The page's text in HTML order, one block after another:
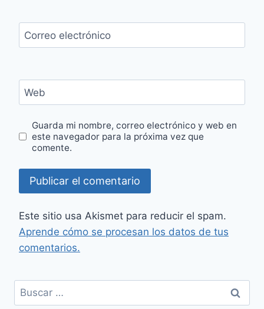
Correo electrónico
Web
Guarda mi nombre, correo electrónico y web en
este navegador para la próxima vez que
comente.
Este sitio usa Akismet para reducir el spam.
Aprende cómo se procesan los datos de tus
comentarios.
Buscar: